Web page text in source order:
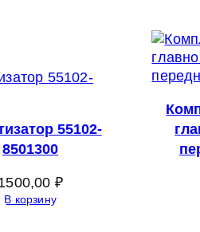
55102-
8501300
₽
В корзину